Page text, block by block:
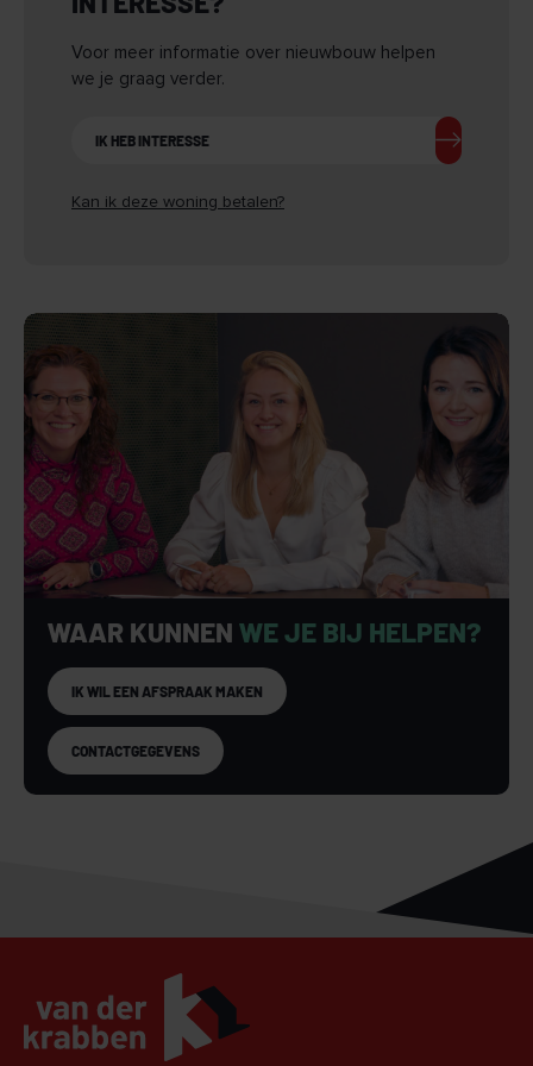
Voor meer informatie over nieuwbouw helpen
we je graag verder.
IK HEB INTERESSE
Kan ik deze woning betalen?
WAAR KUNNEN WE JE BIJ HELPEN?
IK WIL EEN AFSPRAAK MAKEN
CONTACTGEGEVENS